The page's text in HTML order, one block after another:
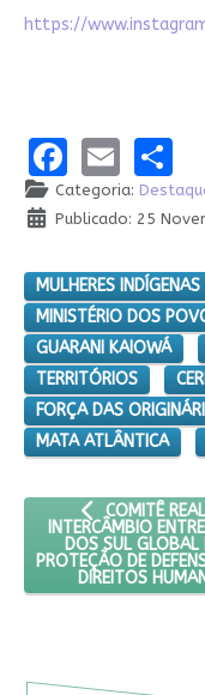
https://
Email
Categoria:
Publicado: 25
MULHERES INDÍGENAS
MINISTÉRIO DOS
GUARANI KAIOWÁ
TERRITÓRIOS
FORÇA DAS
MATA ATLÂNTICA
ARTIGO
COMITÊ
INTERCÂMBIO
DOS SUL GLOBAL
PROTEÇÃO DE
DIREITOS